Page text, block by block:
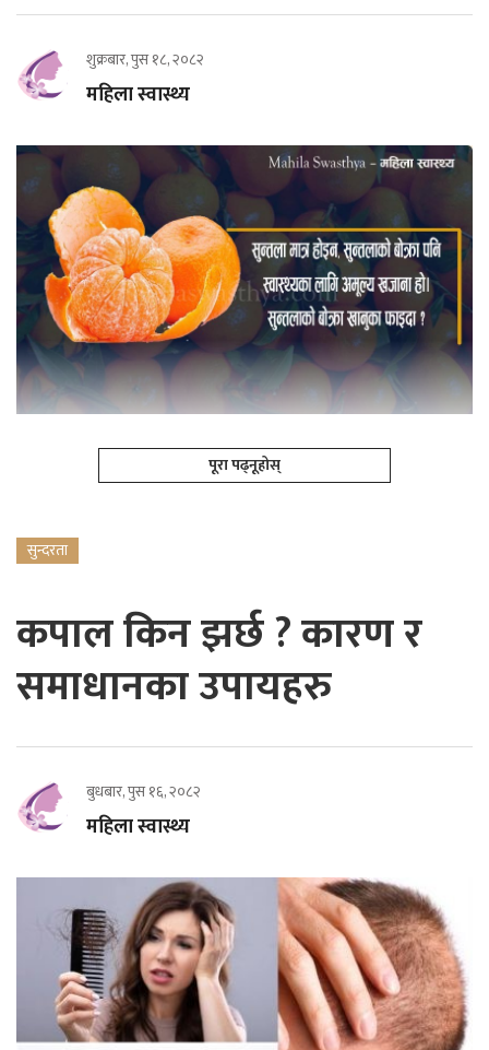
शुक्रबार, पुस १८, २०८२
महिला स्वास्थ्य
पूरा पढ्नूहोस्
सुन्दरता
कपाल किन झर्छ ? कारण र
समाधानका उपायहरु
बुधबार, पुस १६, २०८२
महिला स्वास्थ्य